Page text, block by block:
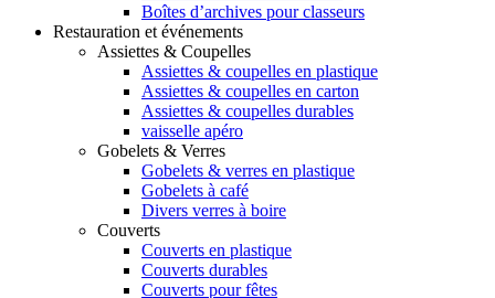
Boîtes d’archives pour classeurs
Restauration et événements
Assiettes & Coupelles
Assiettes & coupelles en plastique
Assiettes & coupelles en carton
Assiettes & coupelles durables
vaisselle apéro
Gobelets & Verres
Gobelets & verres en plastique
Gobelets à café
Divers verres à boire
Couverts
Couverts en plastique
Couverts durables
Couverts pour fêtes